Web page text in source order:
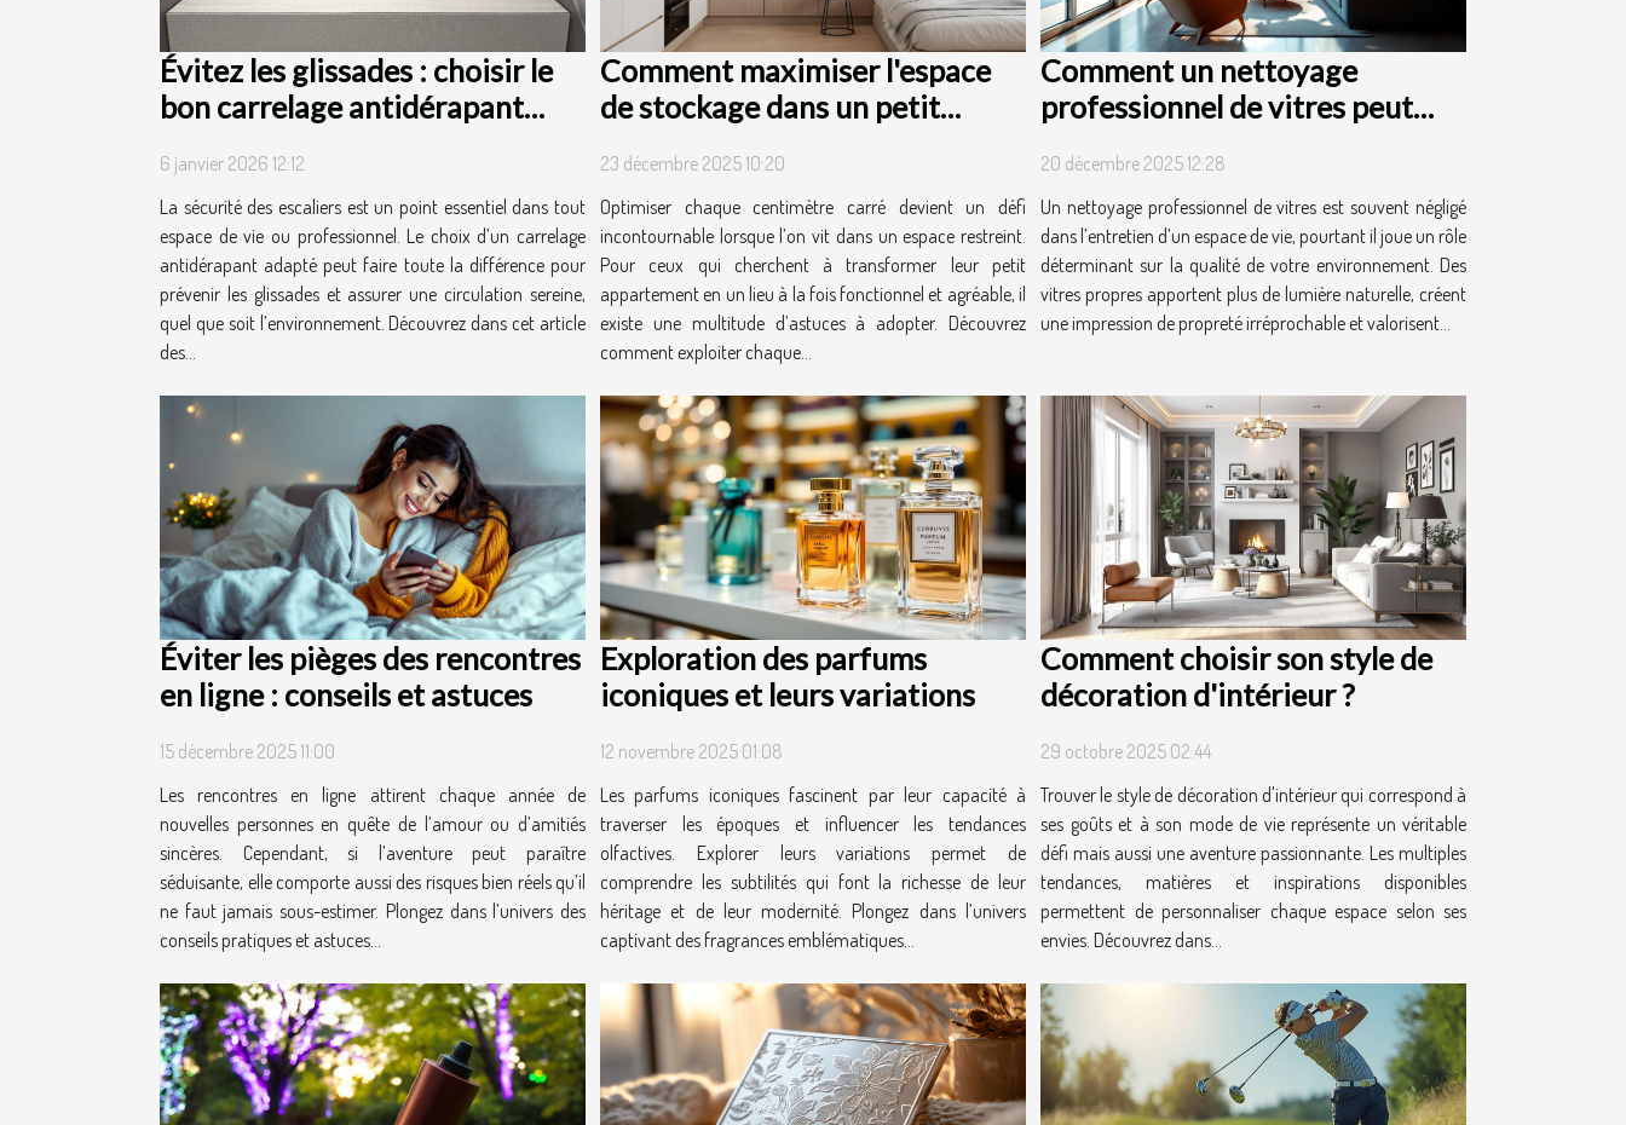
Évitez les glissades : choisir le
bon carrelage antidérapant
6 janvier 2026 12:12
La sécurité des escaliers est un point essentiel dans tout
espace de vie ou professionnel. Le choix d’un carrelage
antidérapant adapté peut faire toute la différence pour
prévenir les glissades et assurer une circulation sereine,
quel que soit l’environnement. Découvrez dans cet article
des...
Comment maximiser l'espace
de stockage dans un petit
23 décembre 2025 10:20
Optimiser chaque centimètre carré devient un défi
incontournable lorsque l’on vit dans un espace restreint.
Pour ceux qui cherchent à transformer leur petit
appartement en un lieu à la fois fonctionnel et agréable, il
existe une multitude d’astuces à adopter. Découvrez
comment exploiter chaque...
Comment un nettoyage
professionnel de vitres peut
?
20 décembre 2025 12:28
Un nettoyage professionnel de vitres est souvent négligé
dans l’entretien d’un espace de vie, pourtant il joue un rôle
déterminant sur la qualité de votre environnement. Des
vitres propres apportent plus de lumière naturelle, créent
une impression de propreté irréprochable et valorisent...
Éviter les pièges des rencontres
en ligne : conseils et astuces
15 décembre 2025 11:00
Les rencontres en ligne attirent chaque année de
nouvelles personnes en quête de l’amour ou d’amitiés
sincères. Cependant, si l’aventure peut paraître
séduisante, elle comporte aussi des risques bien réels qu’il
ne faut jamais sous-estimer. Plongez dans l’univers des
conseils pratiques et astuces...
Exploration des parfums
iconiques et leurs variations
12 novembre 2025 01:08
Les parfums iconiques fascinent par leur capacité à
traverser les époques et influencer les tendances
olfactives. Explorer leurs variations permet de
comprendre les subtilités qui font la richesse de leur
héritage et de leur modernité. Plongez dans l’univers
captivant des fragrances emblématiques...
Comment choisir son style de
décoration d'intérieur ?
29 octobre 2025 02:44
Trouver le style de décoration d'intérieur qui correspond à
ses goûts et à son mode de vie représente un véritable
défi mais aussi une aventure passionnante. Les multiples
tendances, matières et inspirations disponibles
permettent de personnaliser chaque espace selon ses
envies. Découvrez dans...